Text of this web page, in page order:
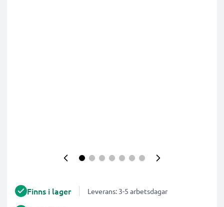
Finns i lager Leverans: 3-5 arbetsdagar